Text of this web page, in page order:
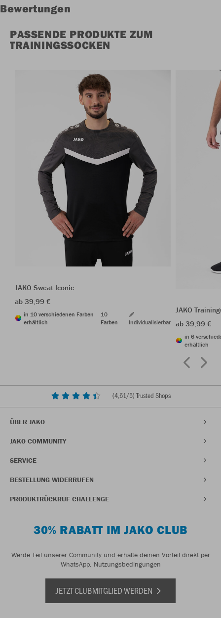
Bewertungen
PASSENDE PRODUKTE ZUM
TRAININGSSOCKEN
JAKO Sweat Iconic
ab 39,99 €
in 10 verschiedenen Farben
erhältlich
10
Farben
Individualisierbar
JAKO
ab 39,99 €
in 6
erhältlich
(4,61/5) Trusted Shops
ÜBER JAKO
JAKO COMMUNITY
SERVICE
BESTELLUNG WIDERRUFEN
PRODUKTRÜCKRUF CHALLENGE
30% RABATT IM JAKO CLUB
Werde Teil unserer Community und erhalte deinen Vorteil direkt per
WhatsApp. Nutzungsbedingungen
JETZT CLUBMITGLIED WERDEN